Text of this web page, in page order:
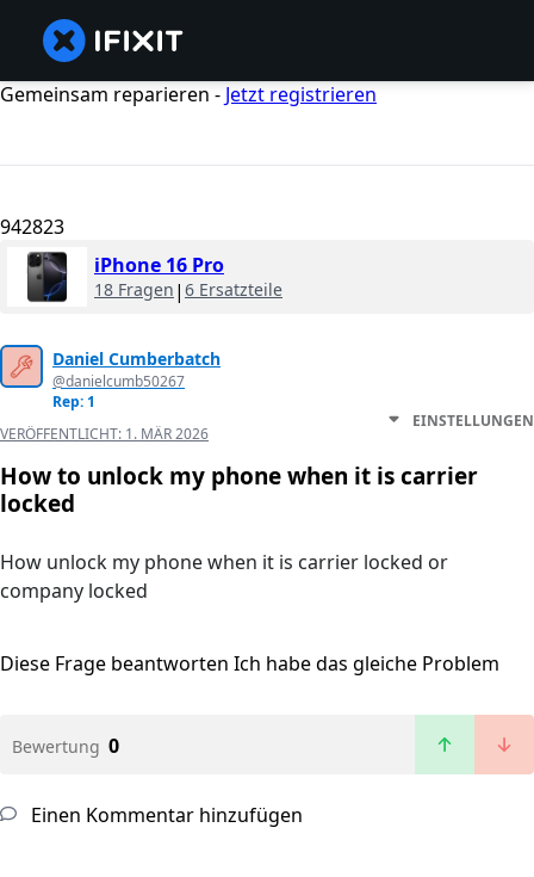
Gemeinsam reparieren - Jetzt registrieren
942823
iPhone 16 Pro
18 Fragen | 6 Ersatzteile
Daniel Cumberbatch
@danielcumb50267
Rep: 1
VERÖFFENTLICHT: 1. MÄR 2026
EINSTELLUNGEN
How to unlock my phone when it is carrier
locked
How unlock my phone when it is carrier locked or
company locked
Diese Frage beantworten Ich habe das gleiche Problem
Bewertung 0
Einen Kommentar hinzufügen